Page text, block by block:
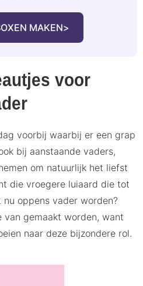
MAKEN
voor
voorbij waarbij er een grap
bij aanstaande vaders,
om natuurlijk het liefst
die vroegere luiaard die tot
oppens vader worden?
van gemaakt worden, want
naar deze bijzondere rol.